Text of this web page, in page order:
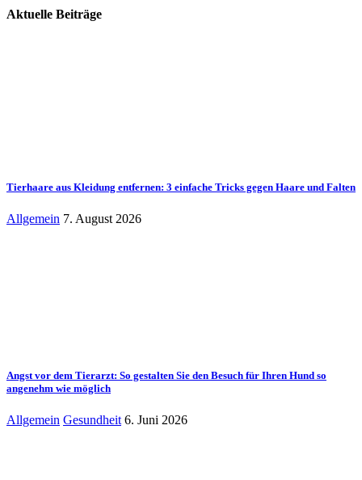
Aktuelle Beiträge
Tierhaare aus Kleidung entfernen: 3 einfache Tricks gegen Haare und Falten
Allgemein 7. August 2026
Angst vor dem Tierarzt: So gestalten Sie den Besuch für Ihren Hund so
angenehm wie möglich
Allgemein Gesundheit 6. Juni 2026